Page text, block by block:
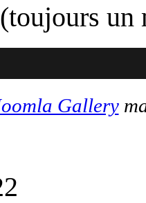
un
Gallery